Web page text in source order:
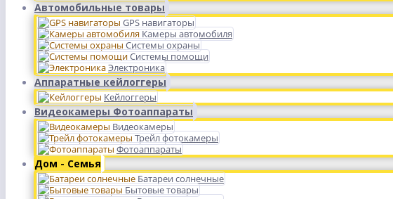
Автомобильные товары
GPS навигаторы
Камеры автомобиля
Системы охраны
Системы помощи
Электроника
Аппаратные кейлоггеры
Кейлоггеры
Видеокамеры Фотоаппараты
Видеокамеры
Трейл фотокамеры
Фотоаппараты
Дом - Семья
Батареи солнечные
Бытовые товары